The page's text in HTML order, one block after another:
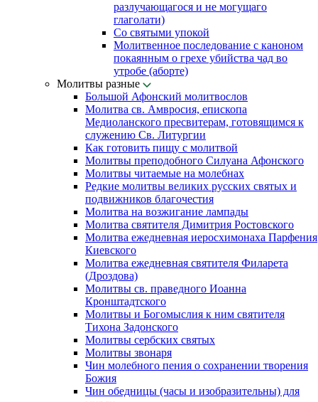
разлучающагося и не могущаго
глаголати)
Со святыми упокой
Молитвенное последование с каноном
покаянным о грехе убийства чад во
утробе (аборте)
Молитвы разные
Большой Афонский молитвослов
Молитва св. Амвросия, епископа
Медиоланского пресвитерам, готовящимся к
служению Св. Литургии
Как готовить пищу с молитвой
Молитвы преподобного Силуана Афонского
Молитвы читаемые на молебнах
Редкие молитвы великих русских святых и
подвижников благочестия
Молитва на возжигание лампады
Молитва святителя Димитрия Ростовского
Молитва ежедневная иеросхимонаха Парфения
Киевского
Молитва ежедневная святителя Филарета
(Дроздова)
Молитвы св. праведного Иоанна
Кронштадтского
Молитвы и Богомыслия к ним святителя
Тихона Задонского
Молитвы сербских святых
Молитвы звонаря
Чин молебного пения о сохранении творения
Божия
Чин обедницы (часы и изобразительны) для